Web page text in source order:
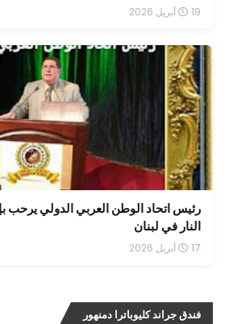
19 أبريل 2026
رئيس اتحاد الوطن العربي الدولي يرحب
النار في لبنان
17 أبريل 2026
فندق جراند كليوباترا دمنهور